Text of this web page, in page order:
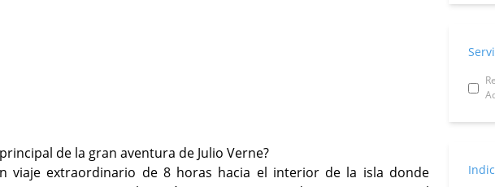
de la gran aventura de Julio Verne?
viaje extraordinario de 8 horas hacia el interior de la isla donde